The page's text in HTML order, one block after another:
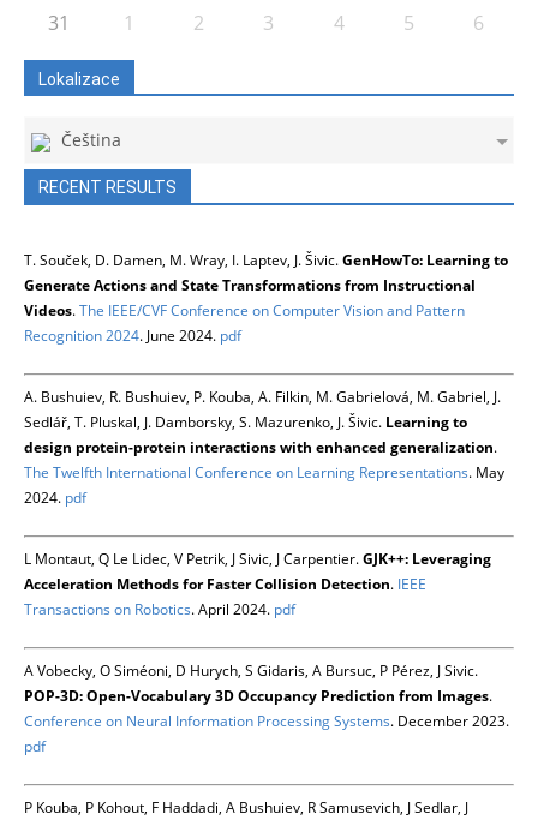
31 1 2 3 4 5 6
Lokalizace
Čeština
RECENT RESULTS
T. Souček, D. Damen, M. Wray, I. Laptev, J. Šivic.GenHowTo: Learning to
Generate Actions and State Transformations from Instructional
Videos.The IEEE/CVF Conference on Computer Vision and Pattern
Recognition 2024. June 2024. pdf
A. Bushuiev, R. Bushuiev, P. Kouba, A. Filkin, M. Gabrielová, M. Gabriel, J.
Sedlář, T. Pluskal, J. Damborsky, S. Mazurenko, J. Šivic. Learning to
design protein-protein interactions with enhanced generalization.
The Twelfth International Conference on Learning Representations. May
2024. pdf
L Montaut, Q Le Lidec, V Petrik, J Sivic, J Carpentier.GJK++: Leveraging
Acceleration Methods for Faster Collision Detection. IEEE
Transactions on Robotics. April 2024. pdf
A Vobecky, O Siméoni, D Hurych, S Gidaris, A Bursuc, P Pérez, J Sivic.
POP-3D: Open-Vocabulary 3D Occupancy Prediction from Images.
Conference on Neural Information Processing Systems. December 2023.
pdf
P Kouba, P Kohout, F Haddadi, A Bushuiev, R Samusevich, J Sedlar, J